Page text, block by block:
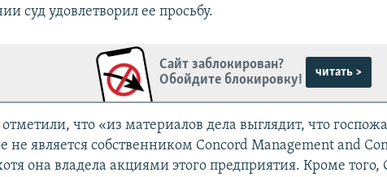
суд удовлетворил ее просьбу.
Сайт заблокирован?
Обойдите блокировку!
читать >
отметили, что «из материалов дела выглядит, что
не является собственником Concord Management and
она владела акциями этого предприятия. Кроме того,